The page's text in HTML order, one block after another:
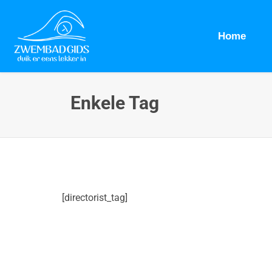
Home
Enkele Tag
[directorist_tag]